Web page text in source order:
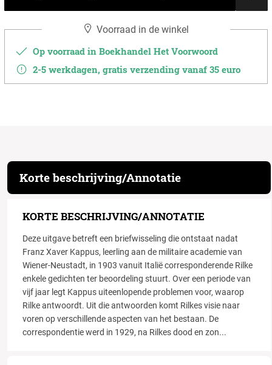
Voorraad in de winkel
Op voorraad in Boekhandel Het Voorwoord
2-5 werkdagen, gratis verzending vanaf 35 euro
Korte beschrijving/Annotatie
KORTE BESCHRIJVING/ANNOTATIE
Deze uitgave betreft een briefwisseling die ontstaat nadat
Franz Xaver Kappus, leerling aan de militaire academie van
Wiener-Neustadt, in 1903 vanuit Italië corresponderende Rilke
enkele gedichten ter beoordeling stuurt. Over een periode van
vijf jaar legt Kappus uiteenlopende problemen voor, waarop
Rilke antwoordt. Uit die antwoorden komt Rilkes visie naar
voren op verschillende aspecten van het bestaan. De
correspondentie werd in 1929, na Rilkes dood en zon...